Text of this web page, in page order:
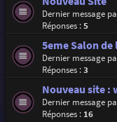
Dernier message
Réponses :5
5eme Salon
Dernier message
Réponses :3
Nouveau site
Dernier message
Réponses : 16